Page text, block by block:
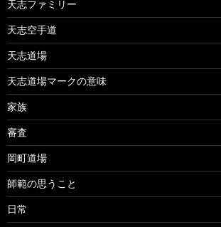
天志ファミリー
天志空手道
天志道場
天志道場マークの意味
家族
審査
岡町道場
師範の思うこと
日常